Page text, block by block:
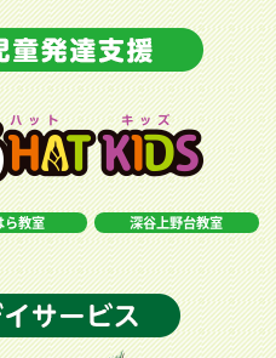
ら教室 深谷上野台教室